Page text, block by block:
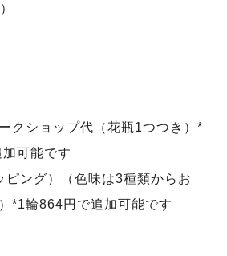
クショップ代（花瓶1つつき）*
可能です
ピング）（色味は3種類からお
*1輪864円で追加可能です